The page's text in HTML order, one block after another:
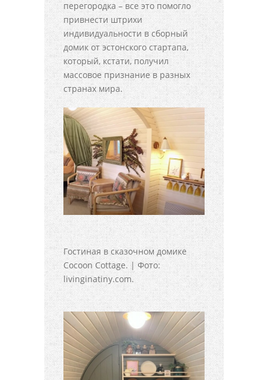
перегородка – все это помогло
привнести штрихи
индивидуальности в сборный
домик от эстонского стартапа,
который, кстати, получил
массовое признание в разных
странах мира.
Гостиная в сказочном домике
Cocoon Cottage. | Фото:
livinginatiny.com.